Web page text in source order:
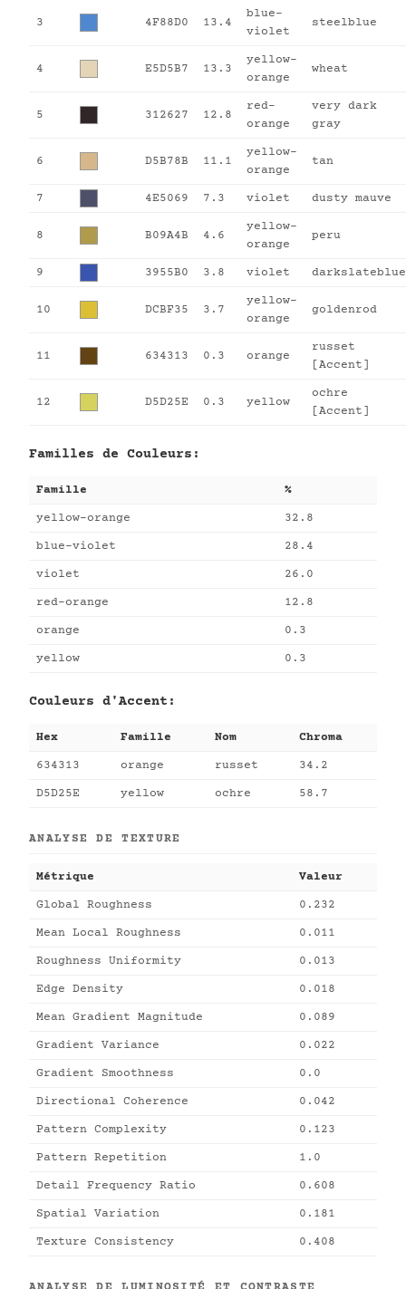
3 4F88D0 13.4
blue-
violet
steelblue
4 E5D5B7 13.3
yellow-
orange
wheat
5 312627 12.8
red-
orange
very dark
gray
6 D5B78B 11.1
yellow-
orange
tan
7 4E5069 7.3 violet dusty mauve
8 B09A4B 4.6
yellow-
orange
peru
9 3955B0 3.8 violet darkslateblue
10 DCBF35 3.7
yellow-
orange
goldenrod
11 634313 0.3 orange
russet
[Accent]
12 D5D25E 0.3 yellow
ochre
[Accent]
Familles de Couleurs:
Famille %
yellow-orange 32.8
blue-violet 28.4
violet 26.0
red-orange 12.8
orange 0.3
yellow 0.3
Couleurs d'Accent:
Hex Famille Nom Chroma
634313 orange russet 34.2
D5D25E yellow ochre 58.7
ANALYSE DE TEXTURE
Métrique Valeur
Global Roughness 0.232
Mean Local Roughness 0.011
Roughness Uniformity 0.013
Edge Density 0.018
Mean Gradient Magnitude 0.089
Gradient Variance 0.022
Gradient Smoothness 0.0
Directional Coherence 0.042
Pattern Complexity 0.123
Pattern Repetition 1.0
Detail Frequency Ratio 0.608
Spatial Variation 0.181
Texture Consistency 0.408